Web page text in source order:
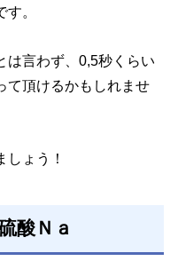
。
は言わず、0,5秒くらい
て頂けるかもしれませ
しょう！
酸Ｎａ